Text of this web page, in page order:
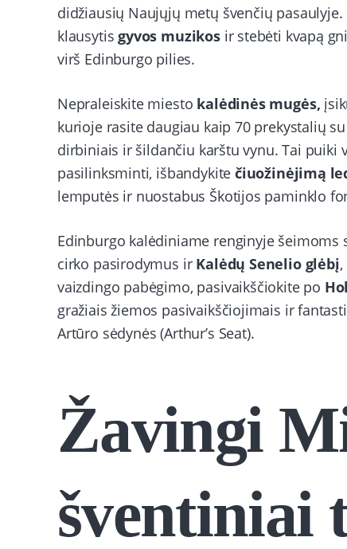
didžiausių Naujųjų metų švenčių
klausytisgyvos muzikosir stebėti kvapą
virš Edinburgo pilies.
Nepraleiskite miesto kalėdinės mugės,
kurioje rasite daugiau kaip 70 prekystalių su
dirbiniais ir šildančiu karštu vynu. Tai puiki
pasilinksminti, išbandykite čiuožinėjimą
lemputės ir nuostabus Škotijos paminklo
Edinburgo kalėdiniame renginyje
cirko pasirodymus ir Kalėdų Senelio glėbį
vaizdingo pabėgimo, pasivaikščiokite po
gražiais žiemos pasivaikščiojimais ir
Artūro sėdynės (Arthur’s Seat).
Žavingi
šventiniai